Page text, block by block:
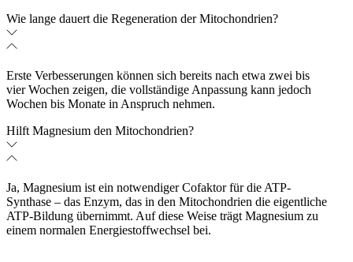
Wie lange dauert die Regeneration der Mitochondrien?
Erste Verbesserungen können sich bereits nach etwa zwei bis
vier Wochen zeigen, die vollständige Anpassung kann jedoch
Wochen bis Monate in Anspruch nehmen.
Hilft Magnesium den Mitochondrien?
Ja, Magnesium ist ein notwendiger Cofaktor für die ATP-
Synthase – das Enzym, das in den Mitochondrien die eigentliche
ATP-Bildung übernimmt. Auf diese Weise trägt Magnesium zu
einem normalen Energiestoffwechsel bei.